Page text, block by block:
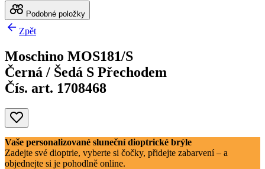
Podobné položky
Zpět
Moschino MOS181/S
Černá / Šedá S Přechodem
Čís. art. 1708468
Vaše personalizované sluneční dioptrické brýle
Zadejte své dioptrie, vyberte si čočky, přidejte zabarvení – a
objednejte si je pohodlně online.